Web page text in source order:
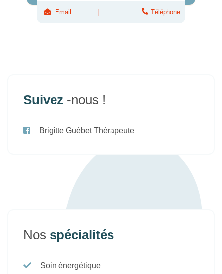
Email Téléphone
Suivez -nous !
Brigitte Guébet Thérapeute
Nos spécialités
Soin énergétique